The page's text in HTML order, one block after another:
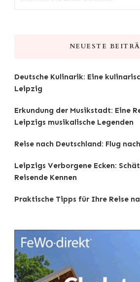
NEUESTE
Deutsche Kulinarik: Eine
Leipzig
Erkundung der Musikstadt: Eine
Leipzigs musikalische Legenden
Reise nach Deutschland: Flug
Leipzigs Verborgene Ecken:
Reisende Kennen
Praktische Tipps für Ihre Reise